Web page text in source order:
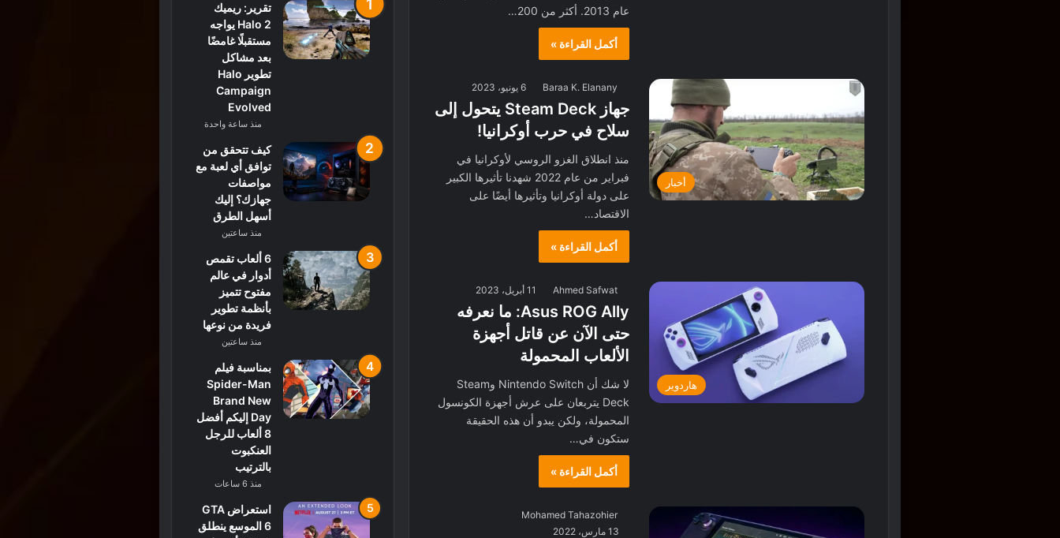
عام 2013. أكثر من 200…
أكمل القراءة »
أخبار
Baraa K. Elanany 6 يونيو، 2023
جهاز Steam Deck يتحول إلى
سلاح في حرب أوكرانيا!
منذ انطلاق الغزو الروسي لأوكرانيا في
فبراير من عام 2022 شهدنا تأثيرها الكبير
على دولة أوكرانيا وتأثيرها أيضًا على
الاقتصاد…
أكمل القراءة »
هاردوير
Ahmed Safwat 11 أبريل، 2023
Asus ROG Ally: ما نعرفه
حتى الآن عن قاتل أجهزة
الألعاب المحمولة
لا شك أن Nintendo Switch وSteam
Deck يتربعان على عرش أجهزة الكونسول
المحمولة، ولكن يبدو أن هذه الحقيقة
ستكون في…
أكمل القراءة »
Mohamed Tahazohier
13 مارس، 2022
تقرير: ريميك
Halo 2 يواجه
مستقبلًا غامضًا
بعد مشاكل
تطوير Halo
Campaign
Evolved
منذ ساعة واحدة
كيف تتحقق من
توافق أي لعبة مع
مواصفات
جهازك؟ إليك
أسهل الطرق
منذ ساعتين
6 ألعاب تقمص
أدوار في عالم
مفتوح تتميز
بأنظمة تطوير
فريدة من نوعها
منذ ساعتين
بمناسبة فيلم
Spider-Man
Brand New
Day إليكم أفضل
8 ألعاب للرجل
العنكبوت
بالترتيب
منذ 6 ساعات
استعراض GTA
6 الموسع ينطلق